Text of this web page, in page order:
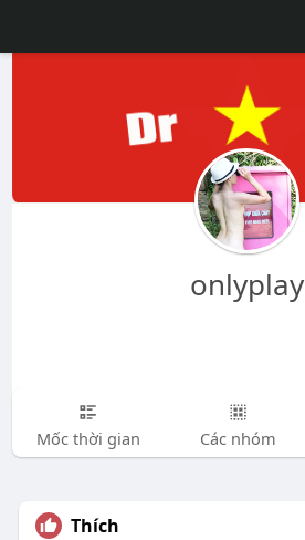
onlyplay
Mốc thời gian Các nhóm
Thích